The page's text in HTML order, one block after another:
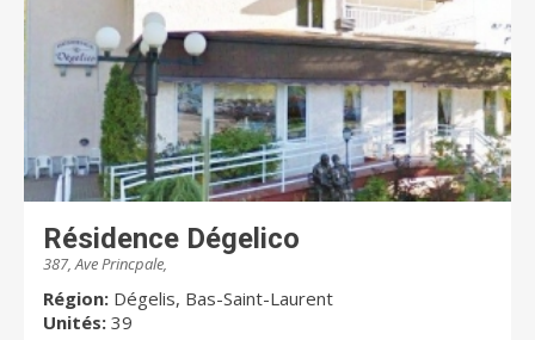
Résidence Dégelico
387, Ave Princpale,
Région: Dégelis, Bas-Saint-Laurent
Unités: 39